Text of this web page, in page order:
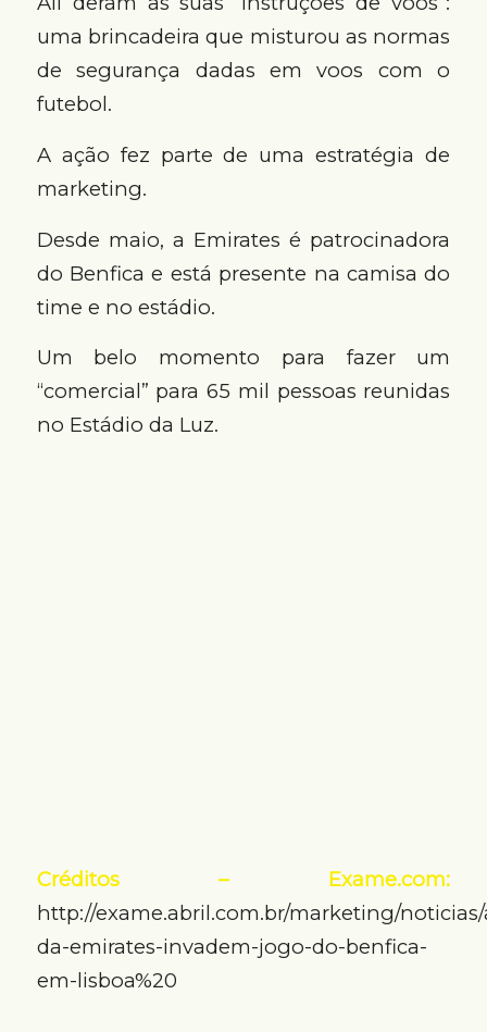
uma brincadeira que misturou as normas
de segurança dadas em voos com o
futebol.
A ação fez parte de uma estratégia de
marketing.
Desde maio, a Emirates é patrocinadora
do Benfica e está presente na camisa do
time e no estádio.
Um belo momento para fazer um
“comercial” para 65 mil pessoas reunidas
no Estádio da Luz.
Créditos – Exame.com:
http://exame.abril.com.br/marketing/
da-emirates-invadem-jogo-do-benfica-
em-lisboa%20